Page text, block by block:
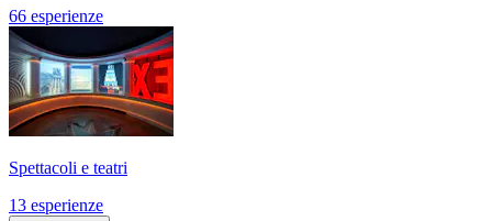
66 esperienze
Spettacoli e teatri
13 esperienze